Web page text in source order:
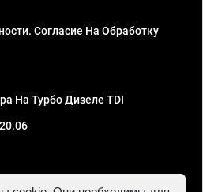
Согласие На Обработку
На Турбо Дизеле TDI
ИНН 781302555843,